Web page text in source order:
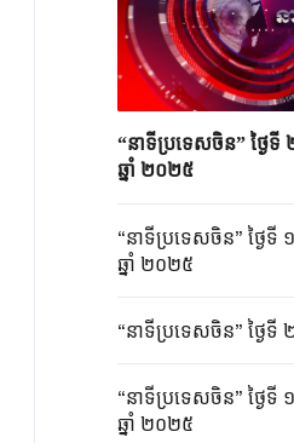
“នាទីប្រទេសចិន” ថ្ងៃ
ឆ្នាំ ២០២៥
“នាទីប្រទេសចិន” ថ្ងៃទី
ឆ្នាំ ២០២៥
“នាទីប្រទេសចិន” ថ្ងៃទី
“នាទីប្រទេសចិន” ថ្ងៃទី
ឆ្នាំ ២០២៥